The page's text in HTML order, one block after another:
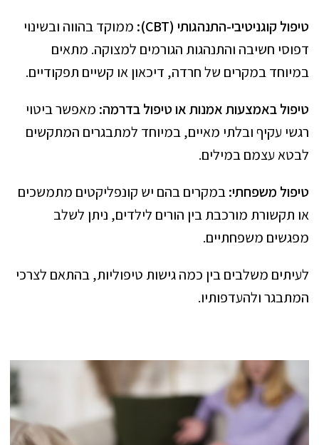
טיפול קוגניטיבי-התנהגותי (CBT
): ממוקד בהווה ובשינוי
דפוסי חשיבה והתנהגות הגורמים למצוקה. מתאים
במיוחד במקרים של חרדה, דיכאון או קשיים תפקודיים.
טיפול באמצעות אמנות או טיפול בדרמה: מאפשר ביטוי
רגשי עקיף ובלתי מאיים, במיוחד למתבגרים המתקשים
לבטא עצמם במילים.
טיפול משפחתי:במקרים בהם יש קונפליקטים מתמשכים
או תקשורת מורכבת בין הורים לילדים, ניתן לשלב
מפגשים משפחתיים.
לעיתים משלבים בין כמה גישות טיפוליות, בהתאם לצרכי
המתבגר ולהעדפותיו.